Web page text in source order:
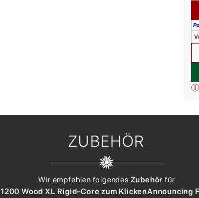
ZUBEHÖR
Wir empfehlen folgendes Zubehör für
1200 Wood XL Rigid-Core zum KlickenAnnouncing